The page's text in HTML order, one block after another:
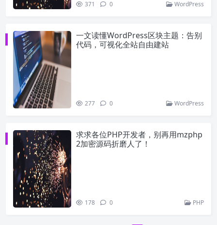
371 0 WordPress
一文读懂WordPress区块主题：告别
代码，可视化全站自由建站
277 0 WordPress
求求各位PHP开发者，别再用mzphp
2加密源码折磨人了！
178 0 PHP